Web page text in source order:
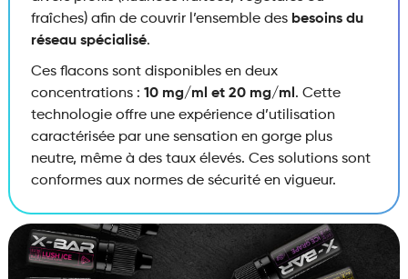
fraîches) afin de couvrir l’ensemble des besoins du
réseau spécialisé.
Ces flacons sont disponibles en deux
concentrations : 10 mg/ml et 20 mg/ml . Cette
technologie offre une expérience d’utilisation
caractérisée par une sensation en gorge plus
neutre, même à des taux élevés. Ces solutions sont
conformes aux normes de sécurité en vigueur.